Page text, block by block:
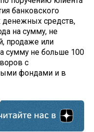
банковского
денежных средств,
на сумму, не
продаже или
сумму не больше 100
с
фондами и в